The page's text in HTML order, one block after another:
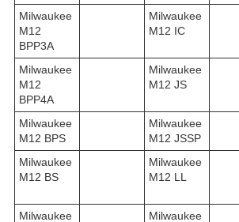
Milwaukee
M12
BPP3A
Milwaukee
M12 IC
Milwaukee
M12
BPP4A
Milwaukee
M12 JS
Milwaukee
M12 BPS
Milwaukee
M12 JSSP
Milwaukee
M12 BS
Milwaukee
M12 LL
Milwaukee
Milwaukee